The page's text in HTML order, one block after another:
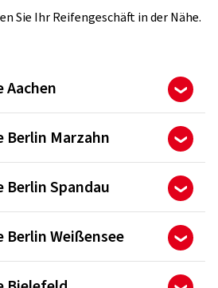
Sie Ihr Reifengeschäft in der Nähe.
Berlin Marzahn
Spandau
Weißensee